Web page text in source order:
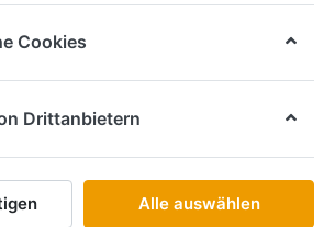
Busch
Art.-Nr.
22,00
Cookies
Drittanbietern
Alle auswählen